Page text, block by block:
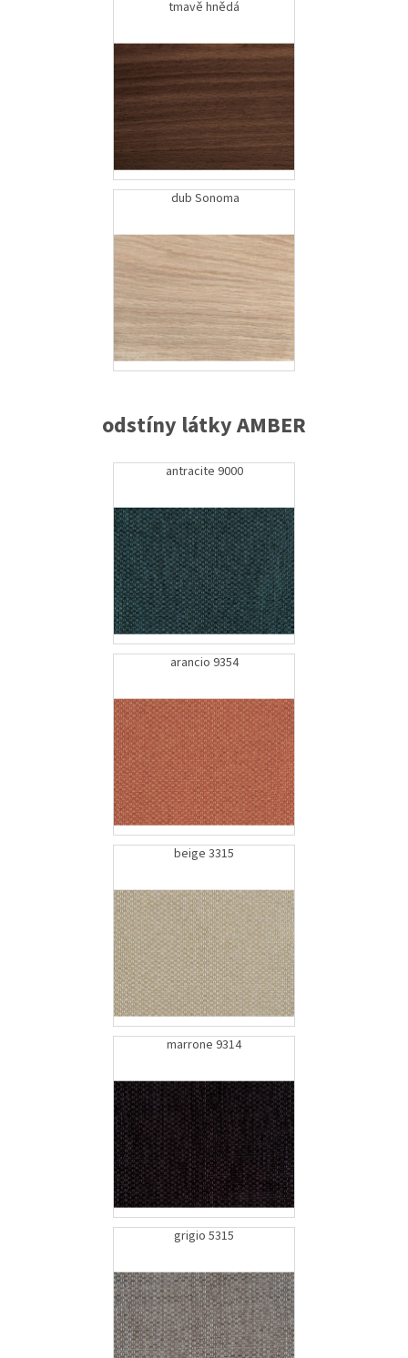
tmavě hnědá
dub Sonoma
odstíny látky AMBER
antracite 9000
arancio 9354
beige 3315
marrone 9314
grigio 5315